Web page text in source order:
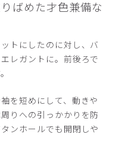
の私にはSサイズが
ジャージーコート/
ばめた才色兼備な
トにしたのに対し、バ
レガントに。前後ろで
を短めにして、動きや
りへの引っかかりを防
ンホールでも開閉しや